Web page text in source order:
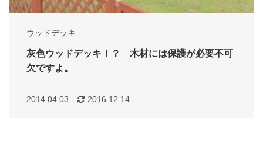
ウッドデッキ
灰色ウッドデッキ！？ 木材には保護が必要不可
欠ですよ。
2014.04.03 2016.12.14